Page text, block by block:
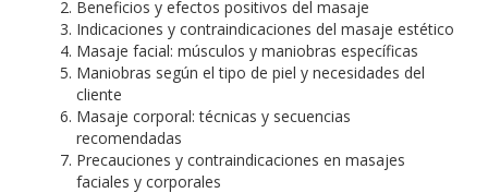
Beneficios y efectos positivos del masaje
Indicaciones y contraindicaciones del masaje estético
Masaje facial: músculos y maniobras específicas
Maniobras según el tipo de piel y necesidades del
cliente
Masaje corporal: técnicas y secuencias
recomendadas
Precauciones y contraindicaciones en masajes
faciales y corporales